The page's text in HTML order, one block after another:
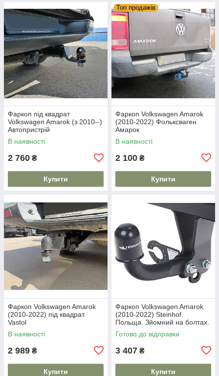
Фаркоп під квадрат
Volkswagen Amarok (з 2010--)
Автопристрій
В наявності
2 760 ₴
Купити
Топ продажів
Фаркоп Volkswagen Amarok
(2010-2022) Фольксваген
Амарок
В наявності
2 100 ₴
Купити
Фаркоп Volkswagen Amarok
(2010-2022) під квадрат.
Vastol
В наявності
2 989 ₴
Купити
Фаркоп Volkswagen Amarok
(2010-2022) Steinhof.
Польща. Зйомний на болтах.
Готово до відправки
3 407 ₴
Купити